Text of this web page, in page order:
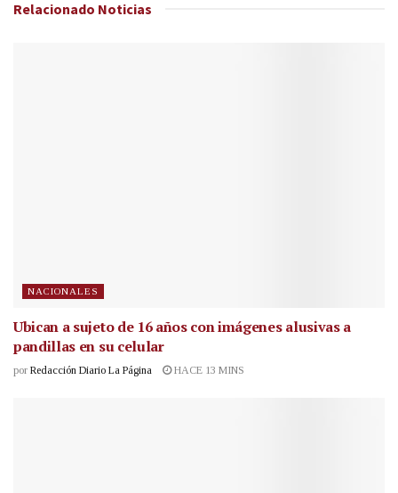
Relacionado Noticias
NACIONALES
Ubican a sujeto de 16 años con imágenes alusivas a
pandillas en su celular
por Redacción Diario La Página HACE 13 MINS